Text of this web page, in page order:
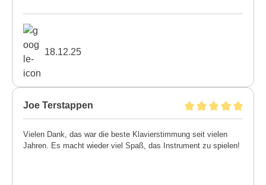
18.12.25
Joe Terstappen
Vielen Dank, das war die beste Klavierstimmung seit vielen
Jahren. Es macht wieder viel Spaß, das Instrument zu spielen!